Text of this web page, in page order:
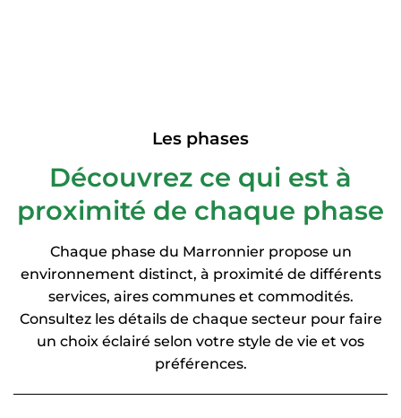
Les phases
Découvrez ce qui est à
proximité de chaque phase
Chaque phase du Marronnier propose un
environnement distinct, à proximité de différents
services, aires communes et commodités.
Consultez les détails de chaque secteur pour faire
un choix éclairé selon votre style de vie et vos
préférences.